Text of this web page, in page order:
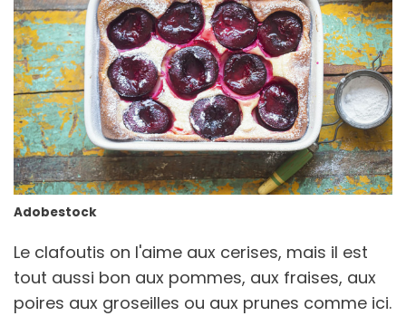
Adobestock
Le clafoutis on l'aime aux cerises, mais il est
tout aussi bon aux pommes, aux fraises, aux
poires aux groseilles ou aux prunes comme ici.